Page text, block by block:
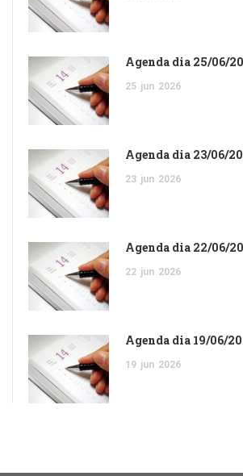
Agenda dia 25/06/
25 jun 2026
Agenda dia 23/06/
23 jun 2026
Agenda dia 22/06/
22 jun 2026
Agenda dia 19/06/
19 jun 2026